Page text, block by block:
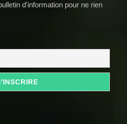
d'information pour ne rien